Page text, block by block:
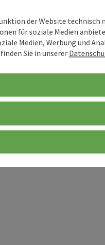
der Website
für soziale Medien
Medien, Werbung und
Sie in unserer